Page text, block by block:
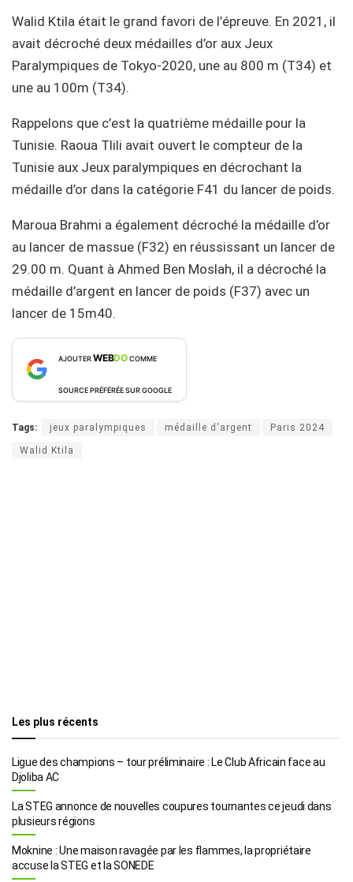
Walid Ktila était le grand favori de l’épreuve. En 2021, il
avait décroché deux médailles d’or aux Jeux
Paralympiques de Tokyo-2020, une au 800 m (T34) et
une au 100m (T34).
Rappelons que c’est la quatrième médaille pour la
Tunisie. Raoua Tlili avait ouvert le compteur de la
Tunisie aux Jeux paralympiques en décrochant la
médaille d’or dans la catégorie F41 du lancer de poids.
Maroua Brahmi a également décroché la médaille d’or
au lancer de massue (F32) en réussissant un lancer de
29.00 m. Quant à Ahmed Ben Moslah, il a décroché la
médaille d’argent en lancer de poids (F37) avec un
lancer de 15m40.
AJOUTERWEBDOCOMME
SOURCE PRÉFÉRÉE SUR GOOGLE
Tags: jeux paralympiques médaille d'argent Paris 2024
Walid Ktila
Les plus récents
Ligue des champions – tour préliminaire : Le Club Africain face au
Djoliba AC
La STEG annonce de nouvelles coupures tournantes ce jeudi dans
plusieurs régions
Moknine : Une maison ravagée par les flammes, la propriétaire
accuse la STEG et la SONEDE